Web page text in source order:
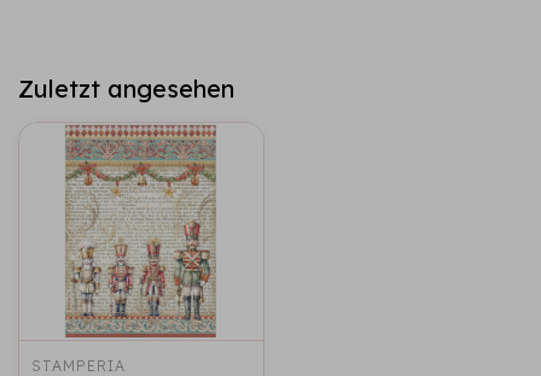
Zuletzt angesehen
STAMPERIA